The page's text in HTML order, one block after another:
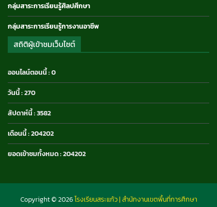
กลุ่มสาระการเรียนรู้ศิลปศึกษา
กลุ่มสาระการเรียนรู้การงานอาชีพ
สถิติผู้เข้าชมเว็บไซต์
ออนไลน์ตอนนี้ : 0
วันนี้ : 270
สัปดาห์นี้ : 3582
เดือนนี้ : 204202
ยอดเข้าชมทั้งหมด : 204202
Copyright © 2026โรงเรียนสระแก้ว | สำนักงานเขตพื้นที่การศึกษา